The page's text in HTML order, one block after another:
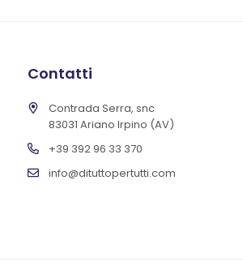
Contatti
Contrada Serra, snc
83031 Ariano Irpino (AV)
+39 392 96 33 370
info@dituttopertutti.com